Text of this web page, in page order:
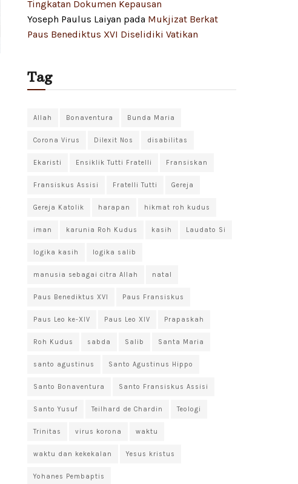
Tingkatan Dokumen Kepausan
Yoseph Paulus Laiyan pada Mukjizat Berkat
Paus Benediktus XVI Diselidiki Vatikan
Tag
Allah Bonaventura Bunda Maria
Corona Virus Dilexit Nos disabilitas
Ekaristi Ensiklik Tutti Fratelli Fransiskan
Fransiskus Assisi Fratelli Tutti Gereja
Gereja Katolik harapan hikmat roh kudus
iman karunia Roh Kudus kasih Laudato Si
logika kasih logika salib
manusia sebagai citra Allah natal
Paus Benediktus XVI Paus Fransiskus
Paus Leo ke-XIV Paus Leo XIV Prapaskah
Roh Kudus sabda Salib Santa Maria
santo agustinus Santo Agustinus Hippo
Santo Bonaventura Santo Fransiskus Assisi
Santo Yusuf Teilhard de Chardin Teologi
Trinitas virus korona waktu
waktu dan kekekalan Yesus kristus
Yohanes Pembaptis